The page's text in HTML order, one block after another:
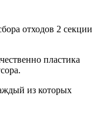
отходов 2 секции
пластика
из которых